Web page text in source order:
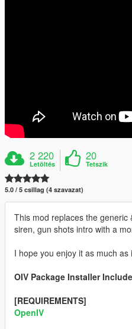
2 220
Letöltés
20
Tetszik
5.0 / 5 csillag (4 szavazat)
This mod replaces the generic
siren, gun shots intro with a
I hope you enjoy it as much as
OIV Package Installer
[REQUIREMENTS]
OpenIV